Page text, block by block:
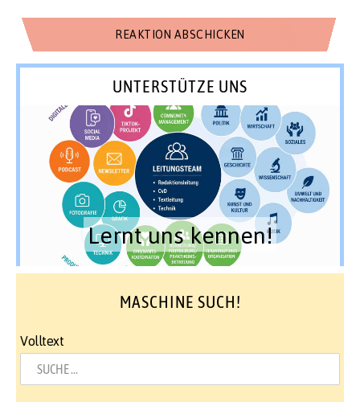
UNTERSTÜTZE UNS
Lernt uns kennen!
MASCHINE SUCH!
Volltext